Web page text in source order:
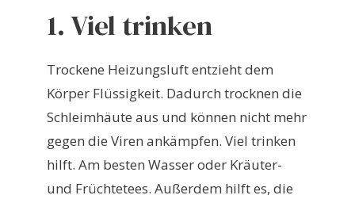
1. Viel trinken
Trockene Heizungsluft entzieht dem
Körper Flüssigkeit. Dadurch trocknen die
Schleimhäute aus und können nicht mehr
gegen die Viren ankämpfen. Viel trinken
hilft. Am besten Wasser oder Kräuter-
und Früchtetees. Außerdem hilft es, die